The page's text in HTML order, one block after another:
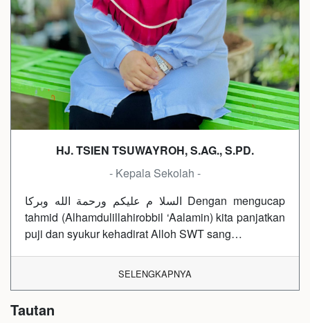
HJ. TSIEN TSUWAYROH, S.AG., S.PD.
- Kepala Sekolah -
السلا م عليكم ورحمة الله وبركا Dengan mengucap
tahmid (Alhamdulillahirobbil ‘Aalamin) kita panjatkan
puji dan syukur kehadirat Alloh SWT sang…
SELENGKAPNYA
Tautan